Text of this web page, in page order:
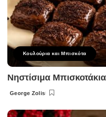
Κουλούρια και Μπισκότα
Νηστίσιμα
Posted
George Zolis